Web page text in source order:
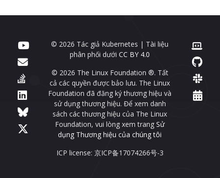
© 2026 Tác giả Kubernetes | Tài liệu
phân phối dướiCC BY 4.0
© 2026 The Linux Foundation ®. Tất
cả các quyền được bảo lưu. The Linux
Foundation đã đăng ký thương hiệu và
sử dụng thương hiệu. Để xem danh
sách các thương hiệu của The Linux
Foundation, vui lòng xem trangSử
dụng Thương hiệu của chúng tôi
ICP license: 京ICP备17074266号-3